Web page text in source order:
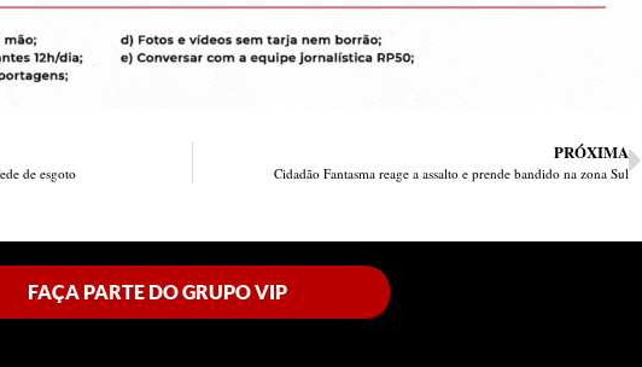
de esgoto
PRÓXIMA
Cidadão Fantasma reage a assalto e prende bandido na zona Sul
FAÇA PARTE DO GRUPO VIP